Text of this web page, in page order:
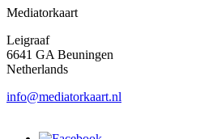
Mediatorkaart
Leigraaf
6641 GA Beuningen
Netherlands
info@mediatorkaart.nl